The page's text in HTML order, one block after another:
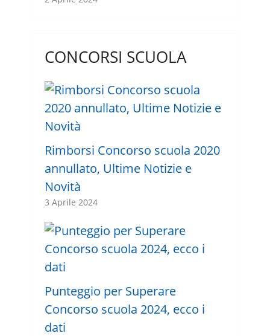
CONCORSI SCUOLA
Rimborsi Concorso scuola 2020
annullato, Ultime Notizie e
Novità
3 Aprile 2024
Punteggio per Superare
Concorso scuola 2024, ecco i
dati